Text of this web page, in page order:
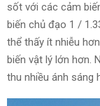
sốt với các cảm
biến chủ đạo 1 /
thể thấy ít nhiễu
biến vật lý lớn hơn.
thu nhiều ánh sáng